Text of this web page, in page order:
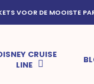
VOOR DE MOOISTE
CRUISE
LINE